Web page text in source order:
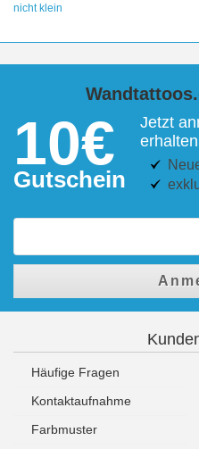
nicht klein
10€
Gutschein
Jetzt
Häufige Fragen
Kontaktaufnahme
Farbmuster